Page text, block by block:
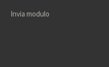
Invia modulo